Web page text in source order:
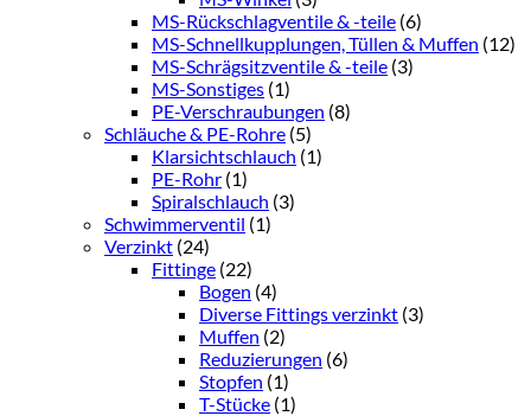
MS-Rückschlagventile & -teile (6)
MS-Schnellkupplungen, Tüllen & Muffen (12)
MS-Schrägsitzventile & -teile (3)
MS-Sonstiges (1)
PE-Verschraubungen (8)
Schläuche & PE-Rohre (5)
Klarsichtschlauch (1)
PE-Rohr (1)
Spiralschlauch (3)
Schwimmerventil (1)
Verzinkt (24)
Fittinge (22)
Bogen (4)
Diverse Fittings verzinkt (3)
Muffen (2)
Reduzierungen (6)
Stopfen (1)
T-Stücke (1)